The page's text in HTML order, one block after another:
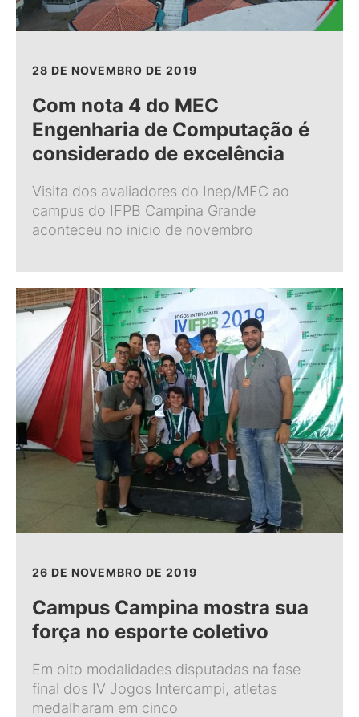
28 DE NOVEMBRO DE 2019
Com nota 4 do MEC
Engenharia de Computação é
considerado de excelência
Visita dos avaliadores do Inep/MEC ao
campus do IFPB Campina Grande
aconteceu no inicio de novembro
26 DE NOVEMBRO DE 2019
Campus Campina mostra sua
força no esporte coletivo
Em oito modalidades disputadas na fase
final dos IV Jogos Intercampi, atletas
medalharam em cinco